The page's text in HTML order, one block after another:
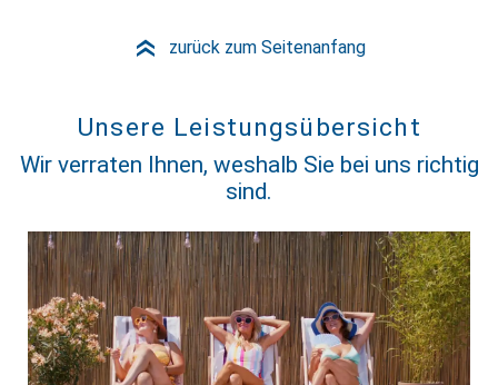
» zurück zum Seitenanfang
Unsere Leistungsübersicht
Wir verraten Ihnen, weshalb Sie bei uns richtig
sind.